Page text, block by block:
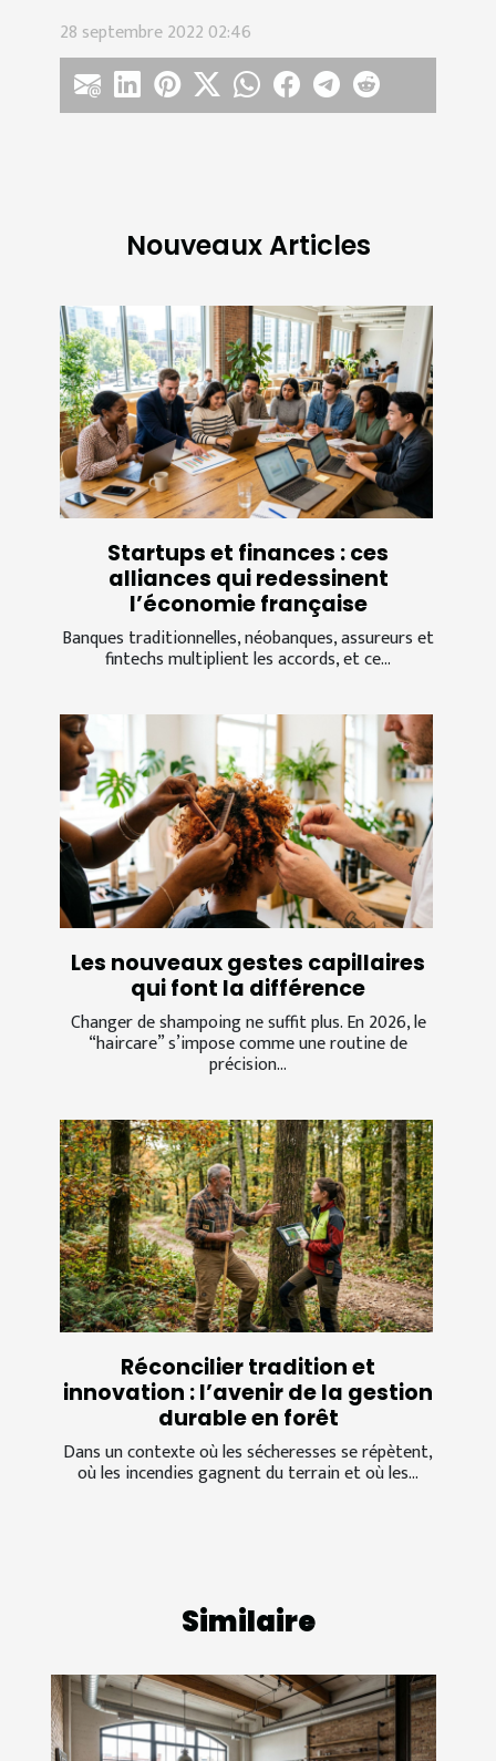
28 septembre 2022 02:46
Nouveaux Articles
Startups et finances : ces
alliances qui redessinent
l’économie française
Banques traditionnelles, néobanques, assureurs et
fintechs multiplient les accords, et ce...
Les nouveaux gestes capillaires
qui font la différence
Changer de shampoing ne suffit plus. En 2026, le
“haircare” s’impose comme une routine de
précision...
Réconcilier tradition et
innovation : l’avenir de la gestion
durable en forêt
Dans un contexte où les sécheresses se répètent,
où les incendies gagnent du terrain et où les...
Similaire